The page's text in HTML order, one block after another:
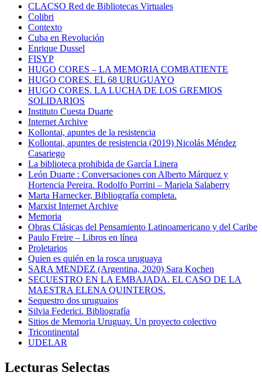
CLACSO Red de Bibliotecas Virtuales
Colibri
Contexto
Cuba en Revolución
Enrique Dussel
FISYP
HUGO CORES – LA MEMORIA COMBATIENTE
HUGO CORES. EL 68 URUGUAYO
HUGO CORES. LA LUCHA DE LOS GREMIOS
SOLIDARIOS
Instituto Cuesta Duarte
Internet Archive
Kollontai, apuntes de la resistencia
Kollontai, apuntes de resistencia (2019) Nicolás Méndez
Casariego
La biblioteca prohibida de García Linera
León Duarte : Conversaciones con Alberto Márquez y
Hortencia Pereira. Rodolfo Porrini – Mariela Salaberry
Marta Harnecker, Bibliografía completa.
Marxist Internet Archive
Memoria
Obras Clásicas del Pensamiento Latinoamericano y del Caribe
Paulo Freire – Libros en línea
Proletarios
Quien es quién en la rosca uruguaya
SARA MENDEZ (Argentina, 2020) Sara Kochen
SECUESTRO EN LA EMBAJADA. EL CASO DE LA
MAESTRA ELENA QUINTEROS.
Sequestro dos uruguaios
Silvia Federici. Bibliografía
Sitios de Memoria Uruguay. Un proyecto colectivo
Tricontinental
UDELAR
Lecturas Selectas